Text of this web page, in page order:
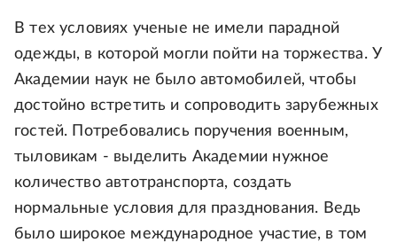
В тех условиях ученые не имели парадной
одежды, в которой могли пойти на торжества. У
Академии наук не было автомобилей, чтобы
достойно встретить и сопроводить зарубежных
гостей. Потребовались поручения военным,
тыловикам - выделить Академии нужное
количество автотранспорта, создать
нормальные условия для празднования. Ведь
было широкое международное участие, в том